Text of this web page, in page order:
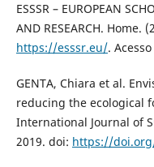
ESSSR – EUROPEAN
AND RESEARCH. Home.
https://esssr.eu/.
GENTA, Chiara et al.
reducing the ecological
International Journal of
2019. doi: https://doi.org/